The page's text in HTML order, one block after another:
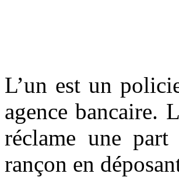
L’un est un
agence bancaire.
réclame une
rançon en